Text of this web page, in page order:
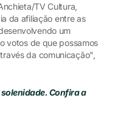
TV Cultura,
da afiliação entre as
um
votos de que possamos
da comunicação",
Confira a